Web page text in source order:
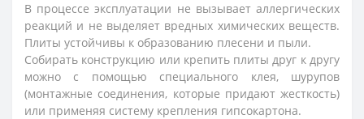
В процессе эксплуатации не вызывает аллергических
реакций и не выделяет вредных химических веществ.
Плиты устойчивы к образованию плесени и пыли.
Собирать конструкцию или крепить плиты друг к другу
можно с помощью специального клея, шурупов
(монтажные соединения, которые придают жесткость)
или применяя систему крепления гипсокартона.